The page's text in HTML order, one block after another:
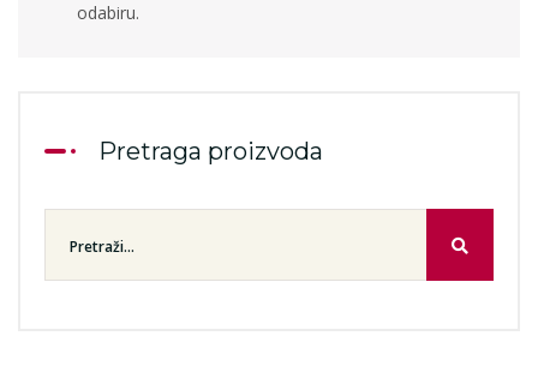
odabiru.
Pretraga proizvoda